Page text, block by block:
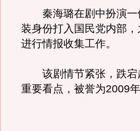
秦海璐在剧中扮演一
装身份打入国民党内部
进行情报收集工作。
该剧情节紧张，跌宕
重要看点，被誉为2009